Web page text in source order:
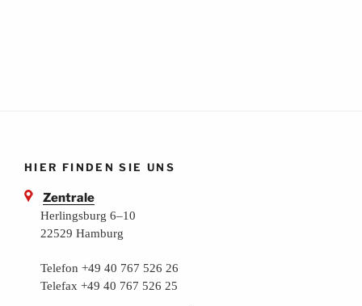
HIER FINDEN SIE UNS
Zentrale
Herlingsburg 6–10
22529 Hamburg
Telefon +49 40 767 526 26
Telefax +49 40 767 526 25